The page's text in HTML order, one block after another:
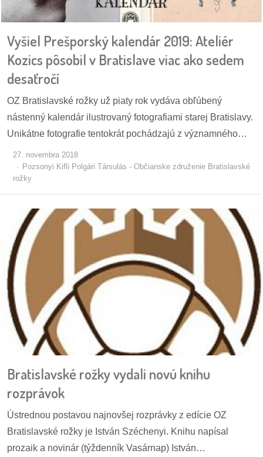
konania
dobrá
prax
práca
odkazy
médií
vychádzky
/
knihy
výstavy
o
nás
podpora
podporte
nás
nás
Vyšiel Prešporský kalendár 2019: Ateliér
Kozics pôsobil v Bratislave viac ako sedem
desaťročí
OZ Bratislavské rožky už piaty rok vydáva obľúbený
nástenný kalendár ilustrovaný fotografiami starej Bratislavy.
Unikátne fotografie tentokrát pochádzajú z významného…
27. novembra 2018
Pozsonyi Kifli Polgári Társulás - Občianske združenie Bratislavské
rožky
Bratislavské rožky vydali novú knihu
rozprávok
Ústrednou postavou najnovšej rozprávky z edície OZ
Bratislavské rožky je István Széchenyi. Knihu napísal
prozaik a novinár (týždenník Vasárnap) István…